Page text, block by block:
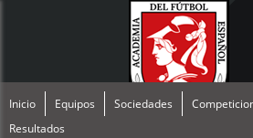
Inicio Equipos Sociedades
Resultados